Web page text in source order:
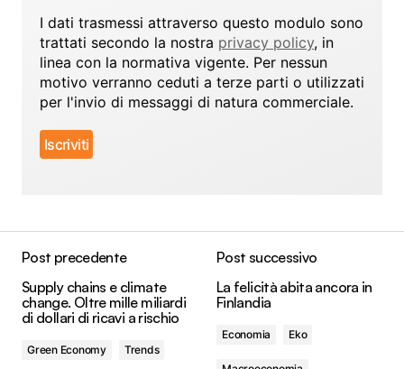
I dati trasmessi attraverso questo modulo sono
trattati secondo la nostra privacy policy, in
linea con la normativa vigente. Per nessun
motivo verranno ceduti a terze parti o utilizzati
per l'invio di messaggi di natura commerciale.
Post precedente
Supply chains e climate
change. Oltre mille miliardi
di dollari di ricavi a rischio
Green Economy Trends
Post successivo
La felicità abita ancora in
Finlandia
Economia Eko